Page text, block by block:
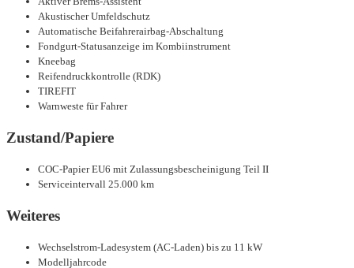
Akustischer Umfeldschutz
Automatische Beifahrerairbag-Abschaltung
Fondgurt-Statusanzeige im Kombiinstrument
Kneebag
Reifendruckkontrolle (RDK)
TIREFIT
Warnweste für Fahrer
Zustand/Papiere
COC-Papier EU6 mit Zulassungsbescheinigung Teil II
Serviceintervall 25.000 km
Weiteres
Wechselstrom-Ladesystem (AC-Laden) bis zu 11 kW
Modelljahrcode